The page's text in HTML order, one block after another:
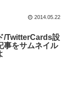
2014.05.22
/TwitterCards設
事をサムネイル